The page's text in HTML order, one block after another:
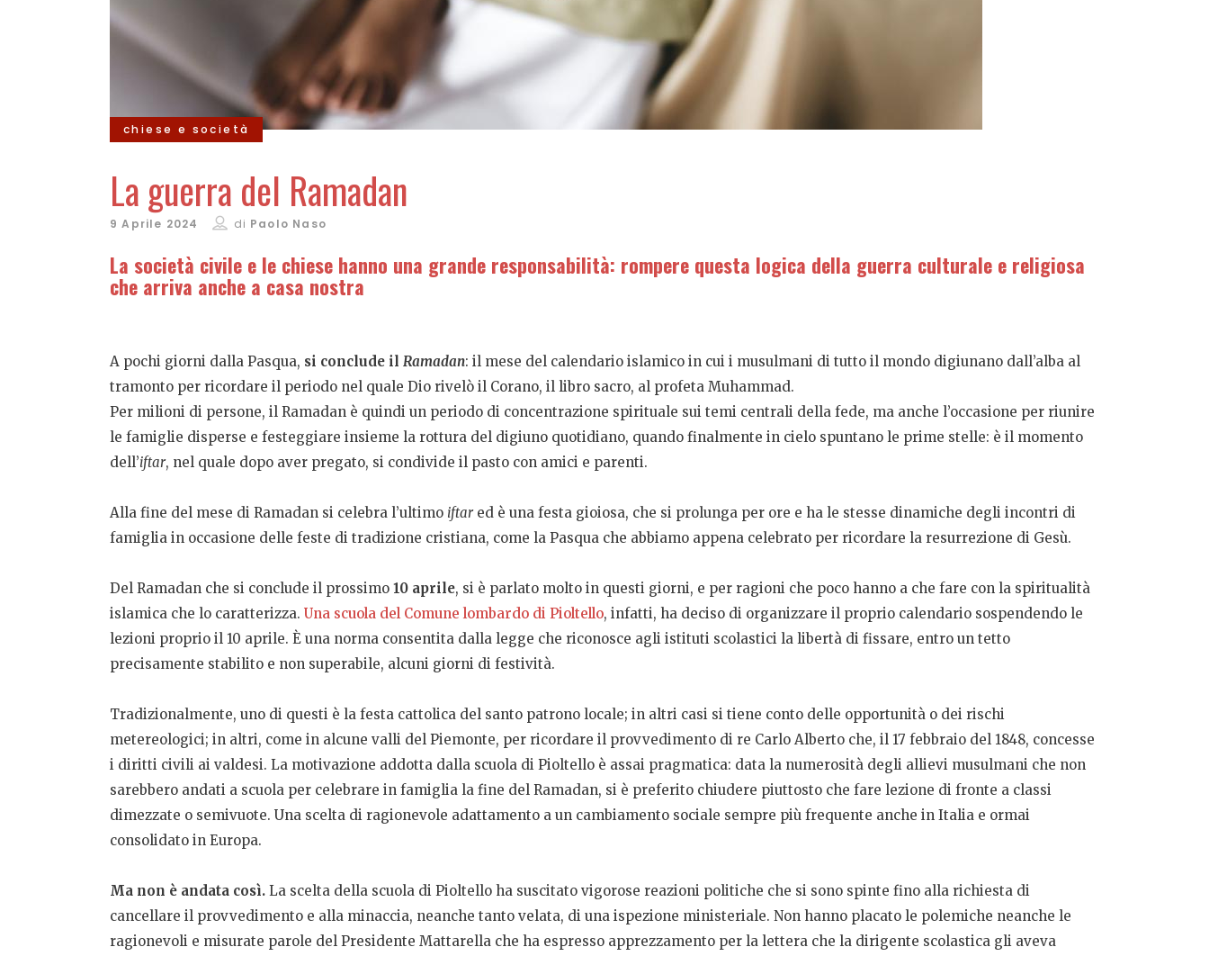
chiese e società
La guerra del Ramadan
9 Aprile 2024 di Paolo Naso
La società civile e le chiese hanno una grande responsabilità: rompere questa logica della guerra culturale e religiosa
che arriva anche a casa nostra
A pochi giorni dalla Pasqua, si conclude il Ramadan: il mese del calendario islamico in cui i musulmani di tutto il mondo digiunano dall’alba al
tramonto per ricordare il periodo nel quale Dio rivelò il Corano, il libro sacro, al profeta Muhammad.
Per milioni di persone, il Ramadan è quindi un periodo di concentrazione spirituale sui temi centrali della fede, ma anche l’occasione per riunire
le famiglie disperse e festeggiare insieme la rottura del digiuno quotidiano, quando finalmente in cielo spuntano le prime stelle: è il momento
dell’iftar, nel quale dopo aver pregato, si condivide il pasto con amici e parenti.
Alla fine del mese di Ramadan si celebra l’ultimo iftared è una festa gioiosa, che si prolunga per ore e ha le stesse dinamiche degli incontri di
famiglia in occasione delle feste di tradizione cristiana, come la Pasqua che abbiamo appena celebrato per ricordare la resurrezione di Gesù.
Del Ramadan che si conclude il prossimo 10 aprile, si è parlato molto in questi giorni, e per ragioni che poco hanno a che fare con la spiritualità
islamica che lo caratterizza. Una scuola del Comune lombardo di Pioltello, infatti, ha deciso di organizzare il proprio calendario sospendendo le
lezioni proprio il 10 aprile. È una norma consentita dalla legge che riconosce agli istituti scolastici la libertà di fissare, entro un tetto
precisamente stabilito e non superabile, alcuni giorni di festività.
Tradizionalmente, uno di questi è la festa cattolica del santo patrono locale; in altri casi si tiene conto delle opportunità o dei rischi
metereologici; in altri, come in alcune valli del Piemonte, per ricordare il provvedimento di re Carlo Alberto che, il 17 febbraio del 1848, concesse
i diritti civili ai valdesi. La motivazione addotta dalla scuola di Pioltello è assai pragmatica: data la numerosità degli allievi musulmani che non
sarebbero andati a scuola per celebrare in famiglia la fine del Ramadan, si è preferito chiudere piuttosto che fare lezione di fronte a classi
dimezzate o semivuote. Una scelta di ragionevole adattamento a un cambiamento sociale sempre più frequente anche in Italia e ormai
consolidato in Europa.
Ma non è andata così. La scelta della scuola di Pioltello ha suscitato vigorose reazioni politiche che si sono spinte fino alla richiesta di
cancellare il provvedimento e alla minaccia, neanche tanto velata, di una ispezione ministeriale. Non hanno placato le polemiche neanche le
ragionevoli e misurate parole del Presidente Mattarella che ha espresso apprezzamento per la lettera che la dirigente scolastica gli aveva